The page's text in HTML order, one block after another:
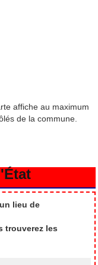
affiche au maximum
de la commune.
lieu de
trouverez les